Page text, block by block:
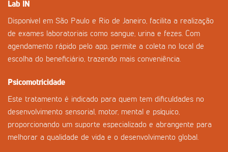
Lab IN
Disponível em São Paulo e Rio de Janeiro, facilita a realização
de exames laboratoriais como sangue, urina e fezes. Com
agendamento rápido pelo app, permite a coleta no local de
escolha do beneficiário, trazendo mais conveniência.
Psicomotricidade
Este tratamento é indicado para quem tem dificuldades no
desenvolvimento sensorial, motor, mental e psíquico,
proporcionando um suporte especializado e abrangente para
melhorar a qualidade de vida e o desenvolvimento global.